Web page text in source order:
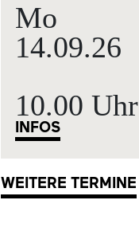
Mo
14.09.26
10.00 Uhr
INFOS
WEITERE TERMINE